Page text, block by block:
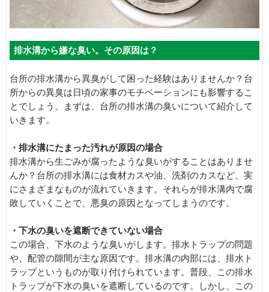
排水溝から嫌な臭い。その原因は？
台所の排水溝から異臭がして困った経験はありませんか？台
所からの異臭は日頃の家事のモチベーションにも影響するこ
とでしょう。まずは、台所の排水溝の臭いについて紹介して
いきます。
・排水溝にたまった汚れが原因の場合
排水溝から生ごみが腐ったような臭いがすることはありませ
んか？台所の排水溝には食材カスや油、洗剤のカスなど、実
にさまざまなものが流れていきます。それらが排水溝内で腐
敗していくことで、悪臭の原因となってしまうのです。
・下水の臭いを遮断できていない場合
この場合、下水のような臭いがします。排水トラップの問題
や、配管の隙間が主な原因です。排水溝の内部には、排水ト
ラップというものが取り付けられています。普段、この排水
トラップが下水の臭いを遮断しているのです。しかし、この